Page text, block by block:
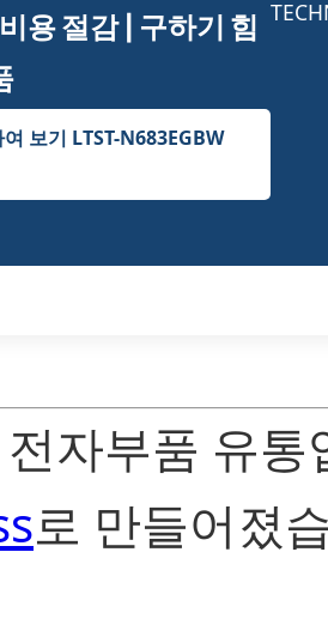
용 절감 | 구하기 힘
보기 LTST-N683EGBW
자부품 유
로 만들어졌